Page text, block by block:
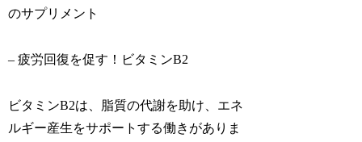
のサプリメント
– 疲労回復を促す！ビタミンB2
ビタミンB2は、脂質の代謝を助け、エネ
ルギー産生をサポートする働きがありま